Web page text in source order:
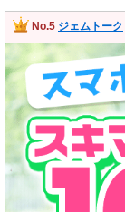
No.5 ジェムトーク